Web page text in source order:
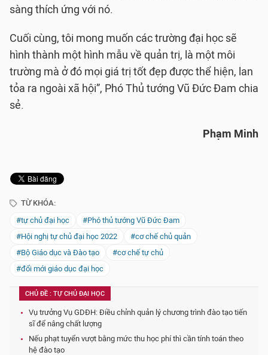
sàng thích ứng với nó.
Cuối cùng, tôi mong muốn các trường đại học sẽ
hình thành một hình mẫu về quản trị, là một môi
trường mà ở đó mọi giá trị tốt đẹp được thể hiện, lan
tỏa ra ngoài xã hội”, Phó Thủ tướng Vũ Đức Đam chia
sẻ.
Phạm Minh
TỪ KHÓA:
#tự chủ đại học
#Phó thủ tướng Vũ Đức Đam
#Hội nghị tự chủ đại học 2022
#cơ chế chủ quản
#Bộ Giáo dục và Đào tạo
#cơ chế tự chủ
#đổi mới giáo dục đại học
CHỦ ĐỀ : TỰ CHỦ ĐẠI HỌC
Vụ trưởng Vụ GDĐH: Điều chỉnh quản lý chương trình đào tạo tiến
sĩ để nâng chất lượng
Nếu phạt tuyển vượt bằng mức thu học phí thì cần tính toán theo
hệ đào tạo